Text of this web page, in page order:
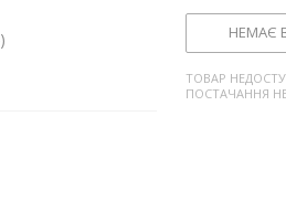
НЕМАЄ
ТОВАР
ПОСТАЧАННЯ